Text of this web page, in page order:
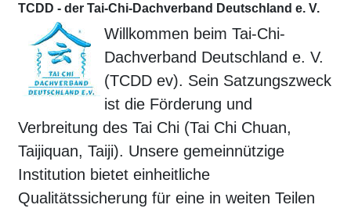
TCDD - der Tai-Chi-Dachverband Deutschland e. V.
Willkommen beim Tai-Chi-
Dachverband Deutschland e. V.
(TCDD ev). Sein Satzungszweck
ist die Förderung und
Verbreitung des Tai Chi (Tai Chi Chuan,
Taijiquan, Taiji). Unsere gemeinnützige
Institution bietet einheitliche
Qualitätssicherung für eine in weiten Teilen